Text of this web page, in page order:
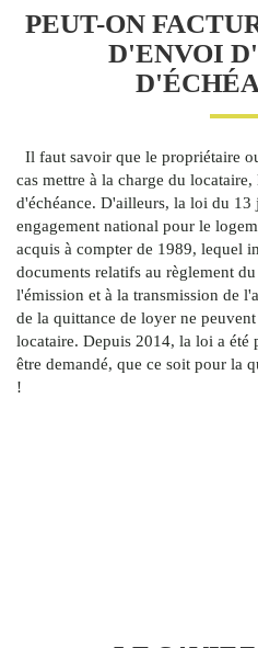
PEUT-ON
D'ENVOI
Il faut savoir que le propriétaire
cas mettre à la charge du
d'échéance. D'ailleurs, la loi du 13
engagement national pour le
acquis à compter de 1989, lequel
documents relatifs au règlement
l'émission et à la transmission de
de la quittance de loyer ne
locataire. Depuis 2014, la loi a été
être demandé, que ce soit pour la
!